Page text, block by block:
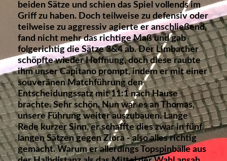
beiden Sätze und schien das Spiel vollends im
Griff zu haben. Doch teilweise zu defensiv oder
teilweise zu aggressiv agierte er anschließend,
fand nicht mehr das richtige Maß und gab
folgerichtig die Sätze 3&4 ab. Der Limbacher
schöpfte wieder Hoffnung, doch diese raubte
ihm unser Capitano prompt, indem er mit einer
souveränen Matchführung den
Entscheidungssatz mit 11:1 nach Hause
brachte. Sehr schön. Nun war es an Thomas,
unsere Führung weiter auszubauen. Lange
Rede kurzer Sinn, er schaffte dies zwar in fünf
langen Sätzen gegen Ziora - also alles richtig
gemacht. Warum er allerdings Topspinbälle aus